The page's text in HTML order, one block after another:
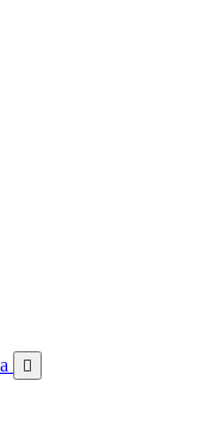
